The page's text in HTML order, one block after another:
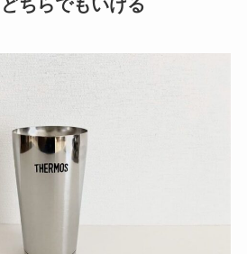
ちらでもいける